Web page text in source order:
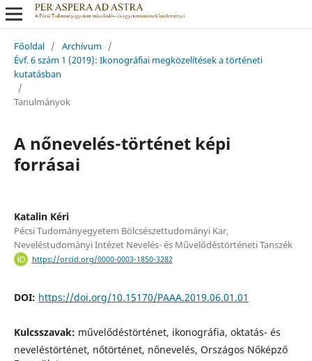
Főoldal / Archívum /
Évf. 6 szám 1 (2019): Ikonográfiai megközelítések a történeti
kutatásban
/
Tanulmányok
A nőnevelés-történet képi
forrásai
Katalin Kéri
Pécsi Tudományegyetem Bölcsészettudományi Kar,
Neveléstudományi Intézet Nevelés- és Művelődéstörténeti Tanszék
https://orcid.org/0000-0003-1850-3282
DOI: https://doi.org/10.15170/PAAA.2019.06.01.01
Kulcsszavak: művelődéstörténet, ikonográfia, oktatás- és
neveléstörténet, nőtörténet, nőnevelés, Országos Nőképző